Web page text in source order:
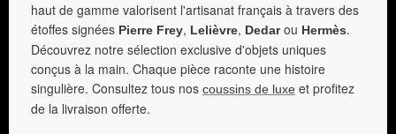
haut de gamme valorisent l'artisanat français à travers des
étoffes signées Pierre Frey, Lelièvre, Dedarou Hermès.
Découvrez notre sélection exclusive d'objets uniques
conçus à la main. Chaque pièce raconte une histoire
singulière. Consultez tous nos coussins de luxe et profitez
de la livraison offerte.